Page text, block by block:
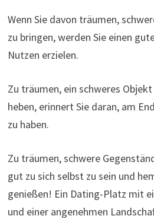
Wenn Sie davon träumen,
zu bringen, werden Sie einen
Nutzen erzielen.
Zu träumen, ein schweres
heben, erinnert Sie daran, am
zu haben.
Zu träumen, schwere
gut zu sich selbst zu sein und
genießen! Ein Dating-Platz mit
und einer angenehmen